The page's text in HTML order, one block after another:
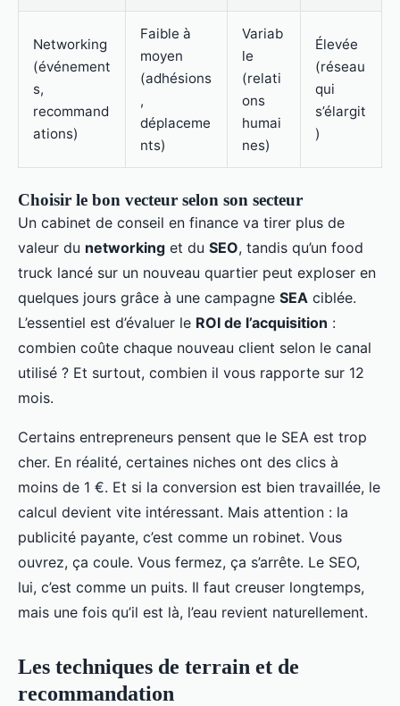
Networking
(événement
s,
recommand
ations)
Faible à
moyen
(adhésions
,
déplaceme
nts)
Variab
le
(relati
ons
humai
nes)
Élevée
(réseau
qui
s’élargit
)
Choisir le bon vecteur selon son secteur
Un cabinet de conseil en finance va tirer plus de
valeur du networking et du SEO, tandis qu’un food
truck lancé sur un nouveau quartier peut exploser en
quelques jours grâce à une campagne SEA ciblée.
L’essentiel est d’évaluer le ROI de l’acquisition :
combien coûte chaque nouveau client selon le canal
utilisé ? Et surtout, combien il vous rapporte sur 12
mois.
Certains entrepreneurs pensent que le SEA est trop
cher. En réalité, certaines niches ont des clics à
moins de 1 €. Et si la conversion est bien travaillée, le
calcul devient vite intéressant. Mais attention : la
publicité payante, c’est comme un robinet. Vous
ouvrez, ça coule. Vous fermez, ça s’arrête. Le SEO,
lui, c’est comme un puits. Il faut creuser longtemps,
mais une fois qu’il est là, l’eau revient naturellement.
Les techniques de terrain et de
recommandation